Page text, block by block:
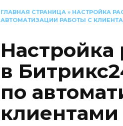
ГЛАВНАЯ СТРАНИЦА » НАСТРОЙКА
АВТОМАТИЗАЦИИ РАБОТЫ С
в
по
клиентами